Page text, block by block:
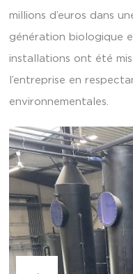
millions d’euros dans
génération biologique
installations ont été
l’entreprise en
environnementales.